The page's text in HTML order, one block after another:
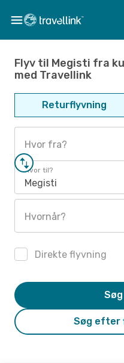
Flyv til Megisti fra
med Travellink
Returflyvning
Hvor fra?
Hvor til?
Megisti
Hvornår?
Direkte flyvning
Søg efter